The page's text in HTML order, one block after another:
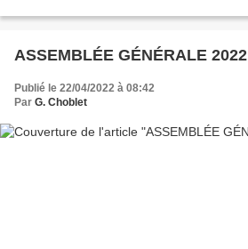
ASSEMBLÉE GÉNÉRALE 2022
Publié le 22/04/2022 à 08:42
Par G. Choblet